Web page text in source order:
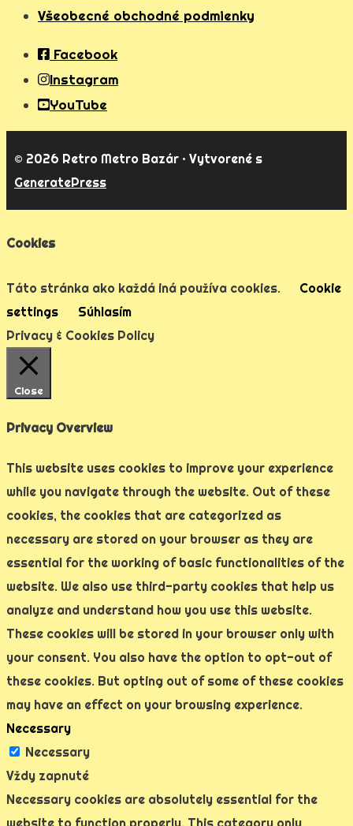
Všeobecné obchodné podmienky
Facebook
Instagram
YouTube
© 2026 Retro Metro Bazár • Vytvorené s
GeneratePress
Cookies
Táto stránka ako každá iná používa cookies.
Cookie
settings
Súhlasím
Privacy & Cookies Policy
Close
Privacy Overview
This website uses cookies to improve your experience
while you navigate through the website. Out of these
cookies, the cookies that are categorized as
necessary are stored on your browser as they are
essential for the working of basic functionalities of the
website. We also use third-party cookies that help us
analyze and understand how you use this website.
These cookies will be stored in your browser only with
your consent. You also have the option to opt-out of
these cookies. But opting out of some of these cookies
may have an effect on your browsing experience.
Necessary
Necessary
Vždy zapnuté
Necessary cookies are absolutely essential for the